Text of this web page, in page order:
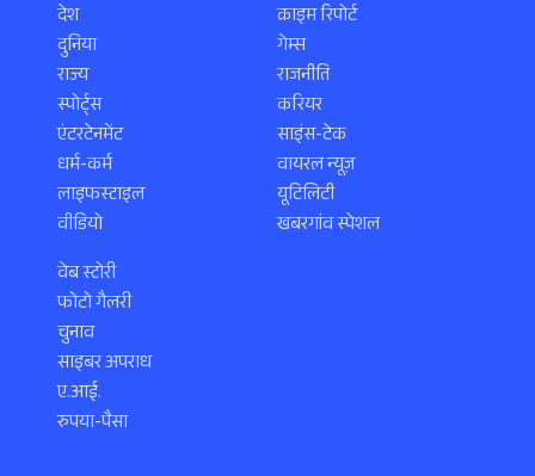
देश
दुनिया
राज्य
स्पोर्ट्स
एंटरटेनमेंट
धर्म-कर्म
लाइफस्टाइल
वीडियो
क्राइम रिपोर्ट
गेम्स
राजनीति
करियर
साइंस-टेक
वायरल न्यूज़
यूटिलिटी
खबरगांव स्पेशल
वेब स्टोरी
फोटो गैलरी
चुनाव
साइबर अपराध
ए.आई.
रुपया-पैसा